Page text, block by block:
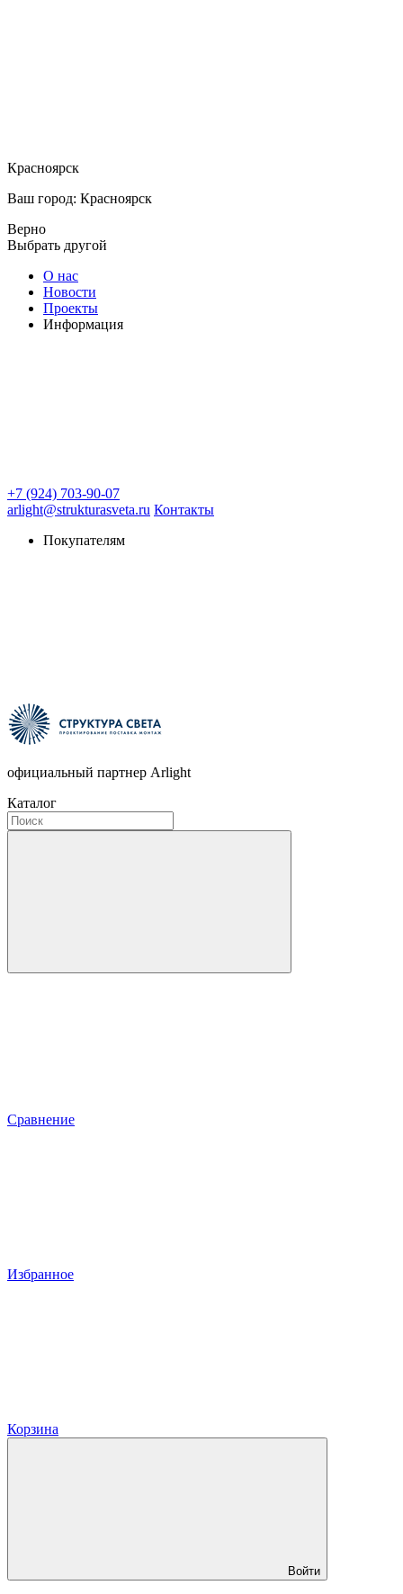
Красноярск
Ваш город: Красноярск
Верно
Выбрать другой
О нас
Новости
Проекты
Информация
+7 (924) 703-90-07
arlight@strukturasveta.ru Контакты
Покупателям
официальный партнер Arlight
Каталог
Сравнение
Избранное
Корзина
Войти